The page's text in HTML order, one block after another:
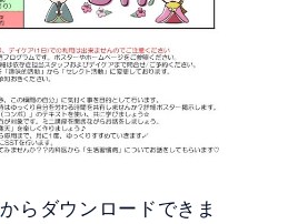
からダウンロードできま